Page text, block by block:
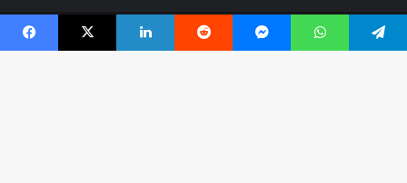
Facebook X Linkedin Reddit Messenger WhatsApp Telegram